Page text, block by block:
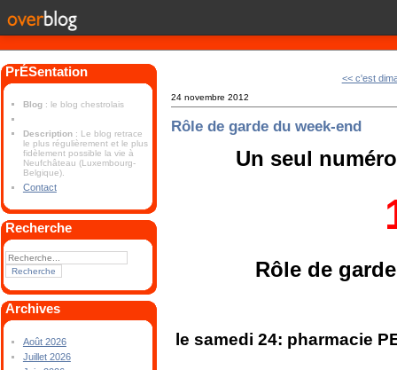
PrÉSentation
Blog : le blog chestrolais
Description : Le blog retrace
le plus régulièrement et le plus
fidèlement possible la vie à
Neufchâteau (Luxembourg-
Belgique).
Contact
Recherche
Archives
Août 2026
Juillet 2026
<< c'est
24 novembre 2012
Rôle de garde du week-end
Un seul
Rôle de
le samedi 24: pharmacie